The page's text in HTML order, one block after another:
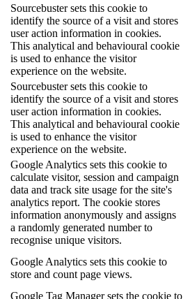
Sourcebuster sets this cookie to
identify the source of a visit and stores
user action information in cookies.
This analytical and behavioural cookie
is used to enhance the visitor
experience on the website.
Sourcebuster sets this cookie to
identify the source of a visit and stores
user action information in cookies.
This analytical and behavioural cookie
is used to enhance the visitor
experience on the website.
Google Analytics sets this cookie to
calculate visitor, session and campaign
data and track site usage for the site's
analytics report. The cookie stores
information anonymously and assigns
a randomly generated number to
recognise unique visitors.
Google Analytics sets this cookie to
store and count page views.
Google Tag Manager sets the cookie to